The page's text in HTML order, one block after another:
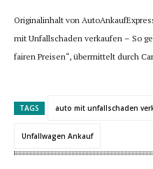
Originalinhalt von
mit Unfallschaden verkaufen – So
fairen Preisen“, übermittelt durch
TAGS auto mit unfallschaden
Unfallwagen Ankauf